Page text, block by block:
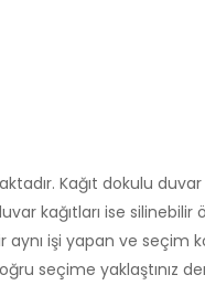
Kağıt dokulu
kağıtları ise
aynı işi yapan ve
seçime yaklaştınız